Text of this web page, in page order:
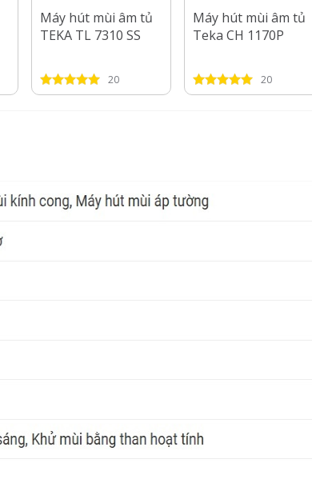
Máy hút mùi âm tủ
TEKA TL 7310 SS
20
Máy hút mùi âm tủ
Teka CH 1170P
20